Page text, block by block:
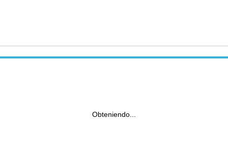
Obteniendo...